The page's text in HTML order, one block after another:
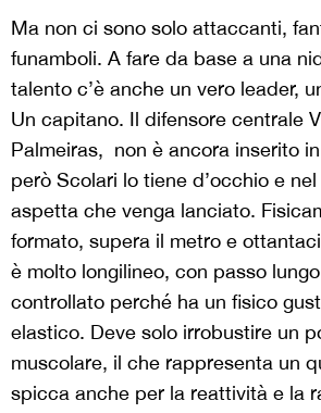
Ma non ci sono solo attaccanti,
funamboli. A fare da base a una
talento c’è anche un vero leader,
Un capitano. Il difensore centrale
Palmeiras, non è ancora inserito
però Scolari lo tiene d’occhio e
aspetta che venga lanciato.
formato, supera il metro e
è molto longilineo, con passo
controllato perché ha un fisico
elastico. Deve solo irrobustire un
muscolare, il che rappresenta un
spicca anche per la reattività e la